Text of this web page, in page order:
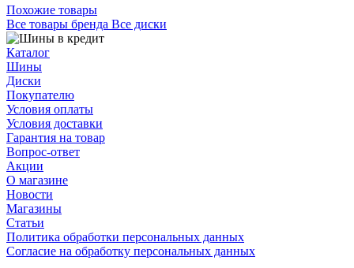
Похожие товары
Все товары бренда Все диски
Каталог
Шины
Диски
Покупателю
Условия оплаты
Условия доставки
Гарантия на товар
Вопрос-ответ
Акции
О магазине
Новости
Магазины
Статьи
Политика обработки персональных данных
Согласие на обработку персональных данных